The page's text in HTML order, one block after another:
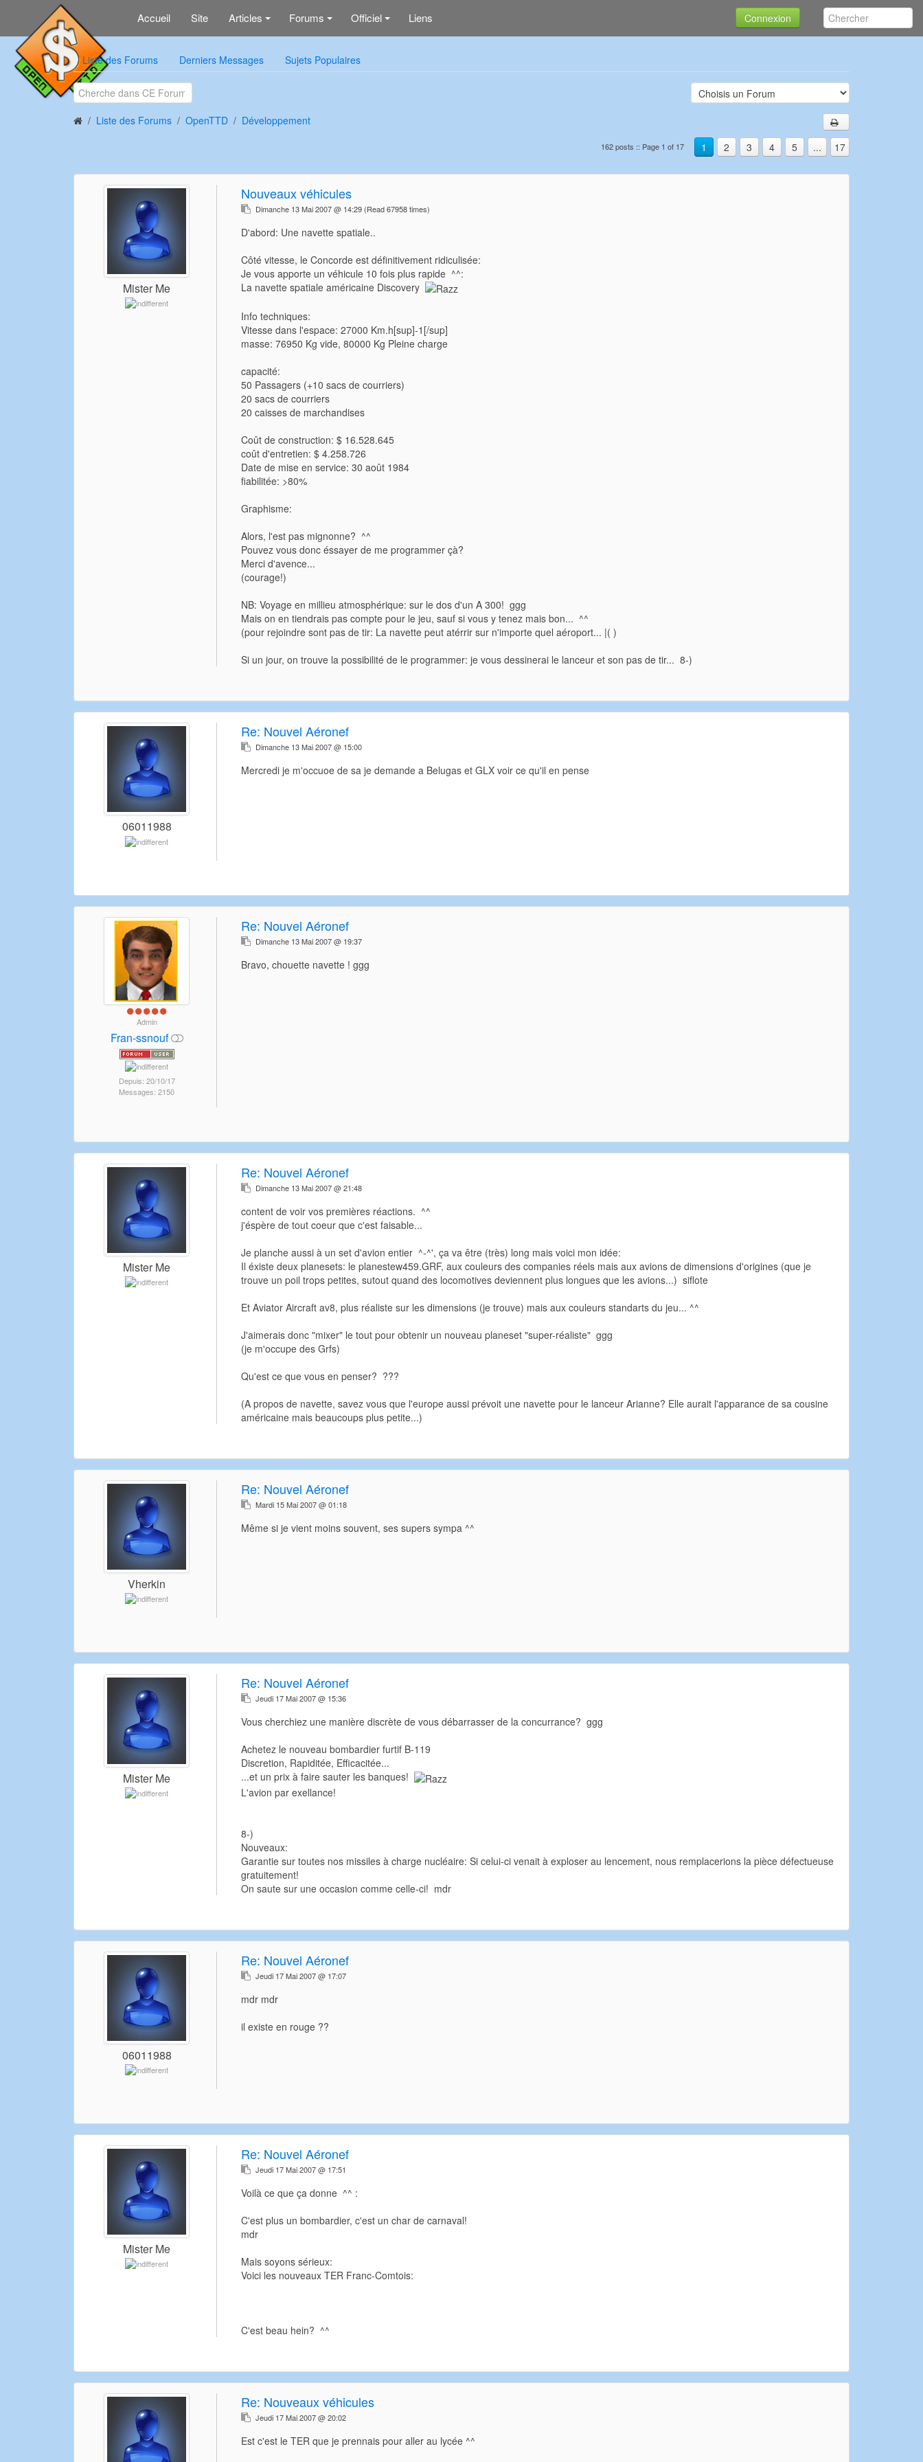
Accueil Site Articles Forums Officiel Liens Connexion
Liste des Forums Derniers Messages Sujets Populaires
Liste des Forums OpenTTD
Développement
1
2 3 4 5 ... 17
162 posts :: Page 1 of 17
Mister Me
Nouveaux véhicules
Dimanche 13 Mai 2007 @ 14:29(Read 67958 times)
D'abord: Une navette spatiale..
Côté vitesse, le Concorde est définitivement ridiculisée:
Je vous apporte un véhicule 10 fois plus rapide ^^:
La navette spatiale américaine Discovery
Info techniques:
Vitesse dans l'espace: 27000 Km.h[sup]-1[/sup]
masse: 76950 Kg vide, 80000 Kg Pleine charge
capacité:
50 Passagers (+10 sacs de courriers)
20 sacs de courriers
20 caisses de marchandises
Coût de construction: $ 16.528.645
coût d'entretien: $ 4.258.726
Date de mise en service: 30 août 1984
fiabilitée: >80%
Graphisme:
Alors, l'est pas mignonne? ^^
Pouvez vous donc éssayer de me programmer çà?
Merci d'avence...
(courage!)
NB: Voyage en millieu atmosphérique: sur le dos d'un A 300! ggg
Mais on en tiendrais pas compte pour le jeu, sauf si vous y tenez mais bon... ^^
(pour rejoindre sont pas de tir: La navette peut atérrir sur n'importe quel aéroport... |( )
Si un jour, on trouve la possibilité de le programmer: je vous dessinerai le lanceur et son pas de tir... 8-)
06011988
Re: Nouvel Aéronef
Dimanche 13 Mai 2007 @ 15:00
Mercredi je m'occuoe de sa je demande a Belugas et GLX voir ce qu'il en pense
Admin
Fran-ssnouf
Depuis: 20/10/17
Messages: 2150
Re: Nouvel Aéronef
Dimanche 13 Mai 2007 @ 19:37
Bravo, chouette navette ! ggg
Mister Me
Re: Nouvel Aéronef
Dimanche 13 Mai 2007 @ 21:48
content de voir vos premières réactions. ^^
j'éspère de tout coeur que c'est faisable...
Je planche aussi à un set d'avion entier ^-^', ça va être (très) long mais voici mon idée:
Il éxiste deux planesets: le planestew459.GRF, aux couleurs des companies réels mais aux avions de dimensions d'origines (que je
trouve un poil trops petites, sutout quand des locomotives deviennent plus longues que les avions...) siflote
Et Aviator Aircraft av8, plus réaliste sur les dimensions (je trouve) mais aux couleurs standarts du jeu... ^^
J'aimerais donc "mixer" le tout pour obtenir un nouveau planeset "super-réaliste" ggg
(je m'occupe des Grfs)
Qu'est ce que vous en penser? ???
(A propos de navette, savez vous que l'europe aussi prévoit une navette pour le lanceur Arianne? Elle aurait l'apparance de sa cousine
américaine mais beaucoups plus petite...)
Vherkin
Re: Nouvel Aéronef
Mardi 15 Mai 2007 @ 01:18
Même si je vient moins souvent, ses supers sympa ^^
Mister Me
Re: Nouvel Aéronef
Jeudi 17 Mai 2007 @ 15:36
Vous cherchiez une manière discrète de vous débarrasser de la concurrance? ggg
Achetez le nouveau bombardier furtif B-119
Discretion, Rapiditée, Efficacitée...
...et un prix à faire sauter les banques!
L'avion par exellance!
8-)
Nouveaux:
Garantie sur toutes nos missiles à charge nucléaire: Si celui-ci venait à exploser au lencement, nous remplacerions la pièce défectueuse
gratuitement!
On saute sur une occasion comme celle-ci! mdr
06011988
Re: Nouvel Aéronef
Jeudi 17 Mai 2007 @ 17:07
mdr mdr
il existe en rouge ??
Mister Me
Re: Nouvel Aéronef
Jeudi 17 Mai 2007 @ 17:51
Voilà ce que ça donne ^^ :
C'est plus un bombardier, c'est un char de carnaval!
mdr
Mais soyons sérieux:
Voici les nouveaux TER Franc-Comtois:
C'est beau hein? ^^
Re: Nouveaux véhicules
Jeudi 17 Mai 2007 @ 20:02
Est c'est le TER que je prennais pour aller au lycée ^^